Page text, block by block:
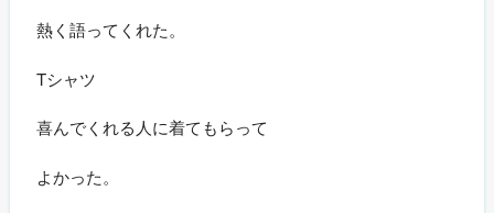
熱く語ってくれた。
Tシャツ
喜んでくれる人に着てもらって
よかった。